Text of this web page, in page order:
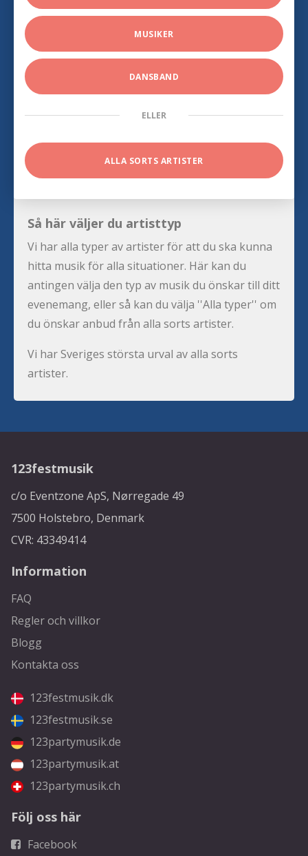
MUSIKER
DANSBAND
ELLER
ALLA SORTS ARTISTER
Så här väljer du artisttyp
Vi har alla typer av artister för att du ska kunna
hitta musik för alla situationer. Här kan du
antingen välja den typ av musik du önskar till ditt
evenemang, eller så kan du välja ''Alla typer'' om
du önskar anbud från alla sorts artister.
Vi har Sveriges största urval av alla sorts
artister.
123festmusik
c/o Eventzone ApS, Nørregade 49
7500 Holstebro, Denmark
CVR: 43349414
Information
FAQ
Regler och villkor
Blogg
Kontakta oss
123festmusik.dk
123festmusik.se
123partymusik.de
123partymusik.at
123partymusik.ch
Följ oss här
Facebook